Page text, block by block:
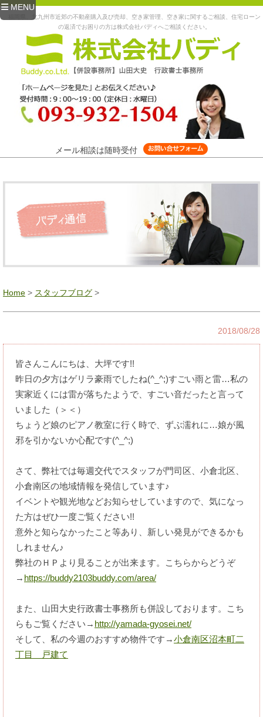
MENU
福岡県、北九州市近郊の不動産購入及び売却、空き家管理、空き家に関するご相談、住宅ローン
の返済でお困りの方は株式会社バディへご相談ください。
メール相談は随時受付
Home > スタッフブログ >
2018/08/28
皆さんこんにちは、大坪です!!
昨日の夕方はゲリラ豪雨でしたね(^_^;)すごい雨と雷…私の
実家近くには雷が落ちたようで、すごい音だったと言って
いました（＞＜）
ちょうど娘のピアノ教室に行く時で、ずぶ濡れに…娘が風
邪を引かないか心配です(^_^;)
さて、弊社では毎週交代でスタッフが門司区、小倉北区、
小倉南区の地域情報を発信しています♪
イベントや観光地などお知らせしていますので、気になっ
た方はぜひ一度ご覧ください!!
意外と知らなかったこと等あり、新しい発見ができるかも
しれません♪
弊社のＨＰより見ることが出来ます。こちらからどうぞ
→ https://buddy2103buddy.com/area/
また、山田大史行政書士事務所も併設しております。こち
らもご覧ください→ http://yamada-gyosei.net/
そして、私の今週のおすすめ物件です→小倉南区沼本町二
丁目 戸建て